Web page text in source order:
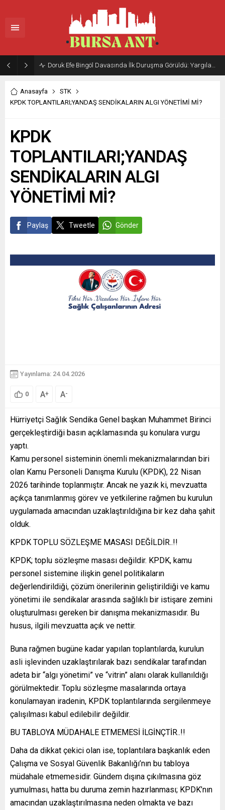
Doruk Efe Bingöl Davasında İlk Duruşma Görüldü: Yargılama 20 Ekim 2026’ya Ertelendi
Anasayfa
STK
KPDK TOPLANTILARI;YANDAŞ SENDİKALARIN ALGI YÖNETİMİ Mİ?
KPDK
TOPLANTILARI;YANDAŞ
SENDİKALARIN ALGI
YÖNETİMİ Mİ?
Paylaş Tweetle Gönder
Yayınlama: 24.04.2026
0 A+ A-
Hürriyetçi Sağlık Sendika Genel başkan Muhammet Birinci
gerçekleştirdiği basın açıklamasında şu konulara vurgu
yaptı.
Kamu personel sisteminin önemli mekanizmalarından biri
olan Kamu Personeli Danışma Kurulu (KPDK), 22 Nisan
2026 tarihinde toplanmıştır. Ancak ne yazık ki, mevzuatta
açıkça tanımlanmış görev ve yetkilerine rağmen bu kurulun
uygulamada amacından uzaklaştırıldığına bir kez daha şahit
olduk.
KPDK TOPLU SÖZLEŞME MASASI DEĞİLDİR..!!
KPDK; toplu sözleşme masası değildir. KPDK, kamu
personel sistemine ilişkin genel politikaların
değerlendirildiği, çözüm önerilerinin geliştirildiği ve kamu
yönetimi ile sendikalar arasında sağlıklı bir istişare zemini
oluşturulması gereken bir danışma mekanizmasıdır. Bu
husus, ilgili mevzuatta açık ve nettir.
Buna rağmen bugüne kadar yapılan toplantılarda, kurulun
asli işlevinden uzaklaştırılarak bazı sendikalar tarafından
adeta bir “algı yönetimi” ve “vitrin” alanı olarak kullanıldığı
görülmektedir. Toplu sözleşme masalarında ortaya
konulamayan iradenin, KPDK toplantılarında sergilenmeye
çalışılması kabul edilebilir değildir.
BU TABLOYA MÜDAHALE ETMEMESİ İLGİNÇTİR..!!
Daha da dikkat çekici olan ise, toplantılara başkanlık eden
Çalışma ve Sosyal Güvenlik Bakanlığı’nın bu tabloya
müdahale etmemesidir. Gündem dışına çıkılmasına göz
yumulması, hatta bu duruma zemin hazırlanması; KPDK’nın
amacından uzaklaştırılmasına neden olmakta ve bazı